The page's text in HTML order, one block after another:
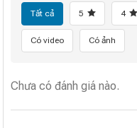
Tất cả 5 4
Có video Có ảnh
Chưa có đánh giá nào.